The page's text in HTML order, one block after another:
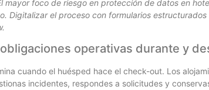
mayor foco de riesgo en protección de datos en
Digitalizar el proceso con formularios
operativas durante y
cuando el huésped hace el check-out. Los
incidentes, respondes a solicitudes y